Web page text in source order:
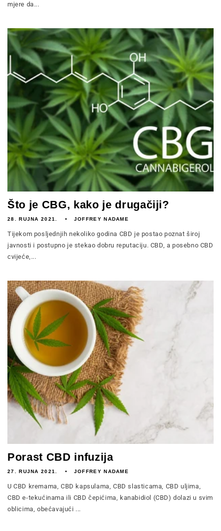
mjere da...
Što je CBG, kako je drugačiji?
28. RUJNA 2021. JOFFREY NADAME
Tijekom posljednjih nekoliko godina CBD je postao poznat široj
javnosti i postupno je stekao dobru reputaciju. CBD, a posebno CBD
cvijeće,...
Porast CBD infuzija
27. RUJNA 2021. JOFFREY NADAME
U CBD kremama, CBD kapsulama, CBD slasticama, CBD uljima,
CBD e-tekućinama ili CBD čepićima, kanabidiol (CBD) dolazi u svim
oblicima, obećavajući ...